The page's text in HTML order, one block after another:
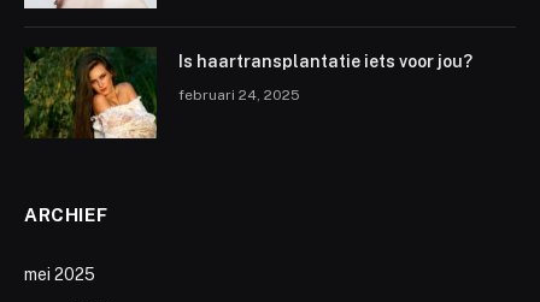
Is haartransplantatie iets voor jou?
februari 24, 2025
ARCHIEF
mei 2025